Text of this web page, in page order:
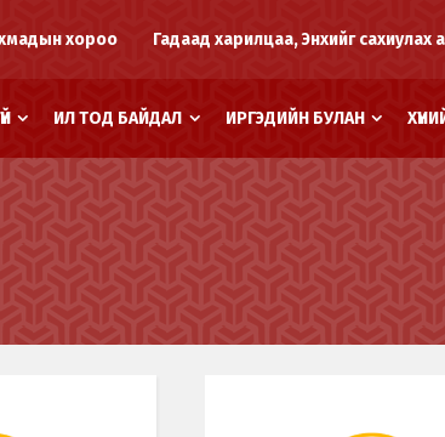
хороо Гадаад харилцаа, Энхийг сахиулах
ИЛ ТОД БАЙДАЛ ИРГЭДИЙН БУЛАН